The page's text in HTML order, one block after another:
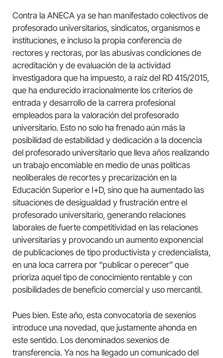
Contra la ANECA ya se han manifestado colectivos de
profesorado universitarios, sindicatos, organismos e
instituciones, e incluso la propia conferencia de
rectores y rectoras, por las abusivas condiciones de
acreditación y de evaluación de la actividad
investigadora que ha impuesto, a raíz del RD 415/2015,
que ha endurecido irracionalmente los criterios de
entrada y desarrollo de la carrera profesional
empleados para la valoración del profesorado
universitario. Esto no solo ha frenado aún más la
posibilidad de estabilidad y dedicación a la docencia
del profesorado universitario que lleva años realizando
un trabajo encomiable en medio de unas políticas
neoliberales de recortes y precarización en la
Educación Superior e I+D, sino que ha aumentado las
situaciones de desigualdad y frustración entre el
profesorado universitario, generando relaciones
laborales de fuerte competitividad en las relaciones
universitarias y provocando un aumento exponencial
de publicaciones de tipo productivista y credencialista,
en una loca carrera por “publicar o perecer” que
prioriza aquel tipo de conocimiento rentable y con
posibilidades de beneficio comercial y uso mercantil.
Pues bien. Este año, esta convocatoria de sexenios
introduce una novedad, que justamente ahonda en
este sentido. Los denominados sexenios de
transferencia. Ya nos ha llegado un comunicado del